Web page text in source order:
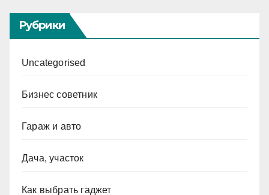
Рубрики
Uncategorised
Бизнес советник
Гараж и авто
Дача, участок
Как выбрать гаджет